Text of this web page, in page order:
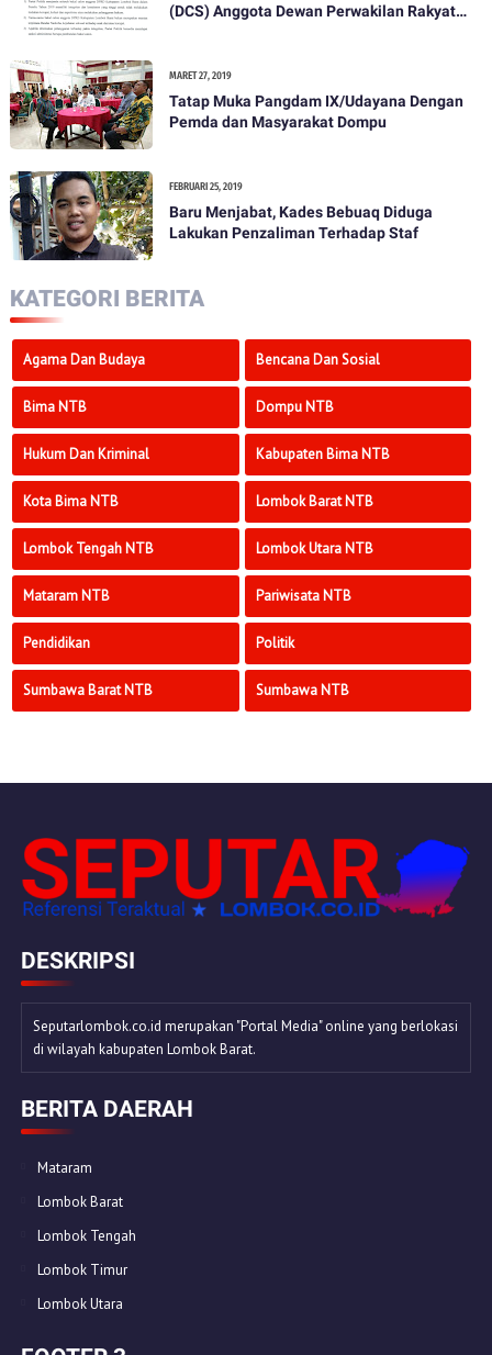
(DCS) Anggota Dewan Perwakilan Rakyat
MARET 27, 2019
Tatap Muka Pangdam IX/Udayana Dengan
Pemda dan Masyarakat Dompu
FEBRUARI 25, 2019
Baru Menjabat, Kades Bebuaq Diduga
Lakukan Penzaliman Terhadap Staf
KATEGORI BERITA
Agama Dan Budaya Bencana Dan Sosial
Bima NTB Dompu NTB
Hukum Dan Kriminal Kabupaten Bima NTB
Kota Bima NTB Lombok Barat NTB
Lombok Tengah NTB Lombok Utara NTB
Mataram NTB Pariwisata NTB
Pendidikan Politik
Sumbawa Barat NTB Sumbawa NTB
DESKRIPSI
Seputarlombok.co.id merupakan "Portal Media" online yang berlokasi
di wilayah kabupaten Lombok Barat.
BERITA DAERAH
Mataram
Lombok Barat
Lombok Tengah
Lombok Timur
Lombok Utara